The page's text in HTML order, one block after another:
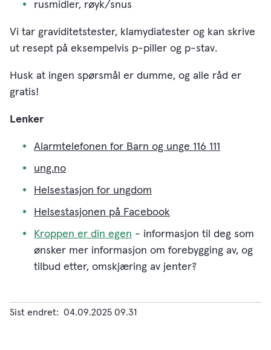
rusmidler, røyk/snus
Vi tar graviditetstester, klamydiatester og kan skrive
ut resept på eksempelvis p-piller og p-stav.
Husk at ingen spørsmål er dumme, og alle råd er
gratis!
Lenker
Alarmtelefonen for Barn og unge 116 111
ung.no
Helsestasjon for ungdom
Helsestasjonen på Facebook
Kroppen er din egen - informasjon til deg som
ønsker mer informasjon om forebygging av, og
tilbud etter, omskjæring av jenter?
Sist endret 04.09.2025 09.31